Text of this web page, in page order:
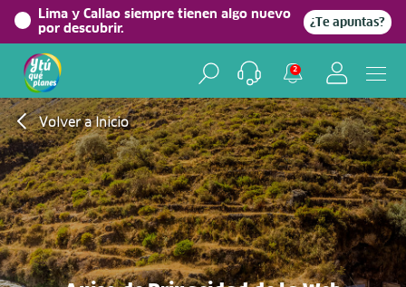
Lima y Callao siempre tienen algo nuevo
por descubrir.
¿Te apuntas?
2
Volver a Inicio